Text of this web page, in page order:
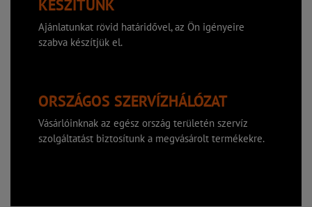
KÉSZÍTÜNK
Ajánlatunkat rövid határidővel, az Ön igényeire
szabva készítjük el.
ORSZÁGOS SZERVÍZHÁLÓZAT
Vásárlóinknak az egész ország területén szervíz
szolgáltatást biztosítunk a megvásárolt termékekre.